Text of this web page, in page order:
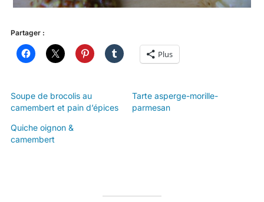
Partager :
Plus
Soupe de brocolis au
camembert et pain d’épices
Tarte asperge-morille-
parmesan
Quiche oignon &
camembert